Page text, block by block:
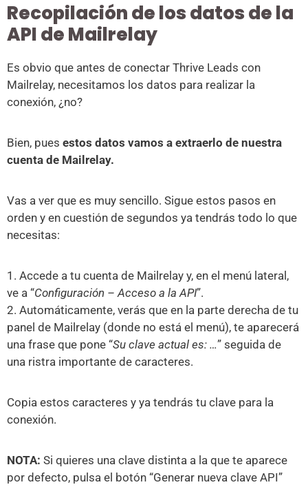
Recopilación de los datos de la
API de Mailrelay
Es obvio que antes de conectar Thrive Leads con
Mailrelay, necesitamos los datos para realizar la
conexión, ¿no?
Bien, pues estos datos vamos a extraerlo de nuestra
cuenta de Mailrelay.
Vas a ver que es muy sencillo. Sigue estos pasos en
orden y en cuestión de segundos ya tendrás todo lo que
necesitas:
1. Accede a tu cuenta de Mailrelay y, en el menú lateral,
ve a “Configuración – Acceso a la API”.
2. Automáticamente, verás que en la parte derecha de tu
panel de Mailrelay (donde no está el menú), te aparecerá
una frase que pone “Su clave actual es: …” seguida de
una ristra importante de caracteres.
Copia estos caracteres y ya tendrás tu clave para la
conexión.
NOTA: Si quieres una clave distinta a la que te aparece
por defecto, pulsa el botón “Generar nueva clave API”